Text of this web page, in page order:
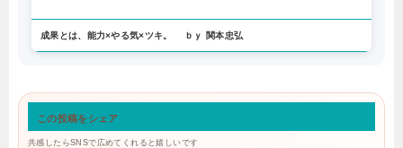
成果とは、能力×やる気×ツキ。 ｂｙ 関本忠弘
この投稿をシェア
共感したらSNSで広めてくれると嬉しいです